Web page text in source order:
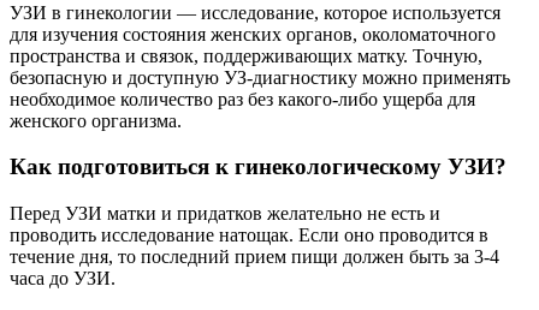
УЗИ в гинекологии — исследование, которое используется
для изучения состояния женских органов, околоматочного
пространства и связок, поддерживающих матку. Точную,
безопасную и доступную УЗ-диагностику можно применять
необходимое количество раз без какого-либо ущерба для
женского организма.
Как подготовиться к гинекологическому УЗИ?
Перед УЗИ матки и придатков желательно не есть и
проводить исследование натощак. Если оно проводится в
течение дня, то последний прием пищи должен быть за 3-4
часа до УЗИ.